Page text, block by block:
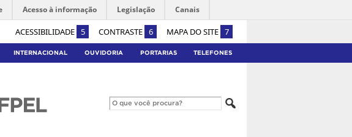
ACESSIBILIDADE 5 CONTRASTE 6 MAPA DO SITE 7
Acesso à informação Legislação Canais
INTERNACIONAL OUVIDORIA PORTARIAS TELEFONES